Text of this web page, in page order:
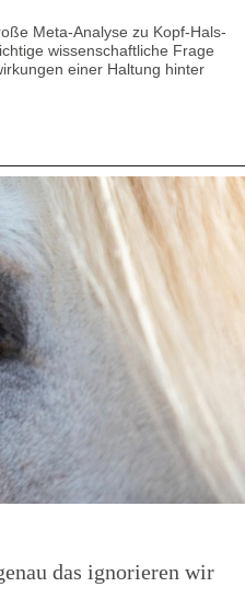
Meta-Analyse zu Kopf-Hals-
wissenschaftliche Frage
einer Haltung hinter
das ignorieren wir